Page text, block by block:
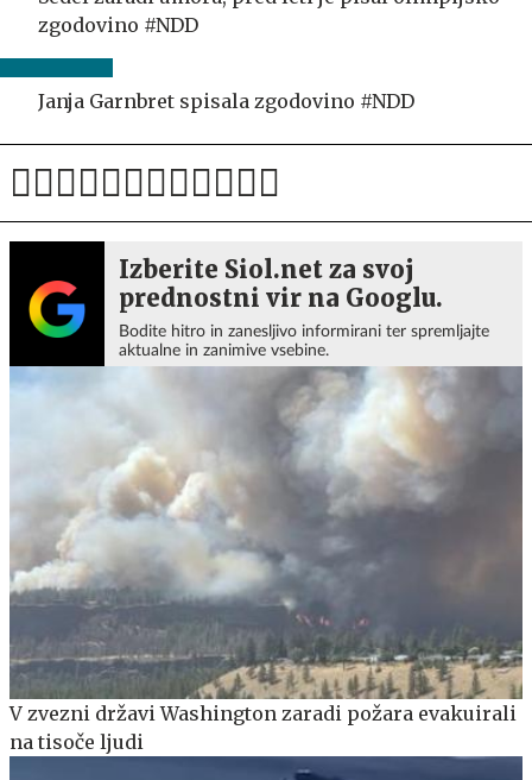
zgodovino #NDD
Janja Garnbret spisala zgodovino #NDD
Izberite Siol.net za svoj
prednostni vir na Googlu.
Bodite hitro in zanesljivo informirani ter spremljajte
aktualne in zanimive vsebine.
V zvezni državi Washington zaradi požara evakuirali
na tisoče ljudi